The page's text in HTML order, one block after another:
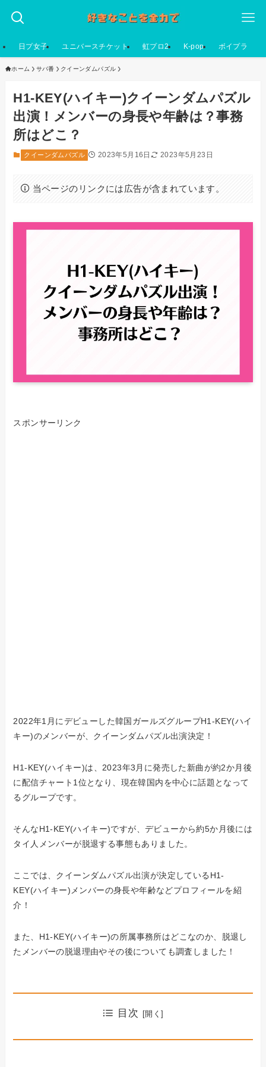
日プ女子 ユニバースチケット 虹プロ2 K-pop ボイプラ
ホーム サバ番 クイーンダムパズル
H1-KEY(ハイキー)クイーンダムパズル
出演！メンバーの身長や年齢は？事務
所はどこ？
クイーンダムパズル 2023年5月16日 2023年5月23日
当ページのリンクには広告が含まれています。
スポンサーリンク
2022年1月にデビューした韓国ガールズグループH1-KEY(ハイ
キー)のメンバーが、クイーンダムパズル出演決定！
H1-KEY(ハイキー)は、2023年3月に発売した新曲が約2か月後
に配信チャート1位となり、現在韓国内を中心に話題となって
るグループです。
そんなH1-KEY(ハイキー)ですが、デビューから約5か月後には
タイ人メンバーが脱退する事態もありました。
ここでは、クイーンダムパズル出演が決定しているH1-
KEY(ハイキー)メンバーの身長や年齢などプロフィールを紹
介！
また、H1-KEY(ハイキー)の所属事務所はどこなのか、脱退し
たメンバーの脱退理由やその後についても調査しました！
目次